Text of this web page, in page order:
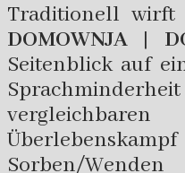
Traditionell wirft
DOMOWNJA |
Seitenblick auf
Sorben/